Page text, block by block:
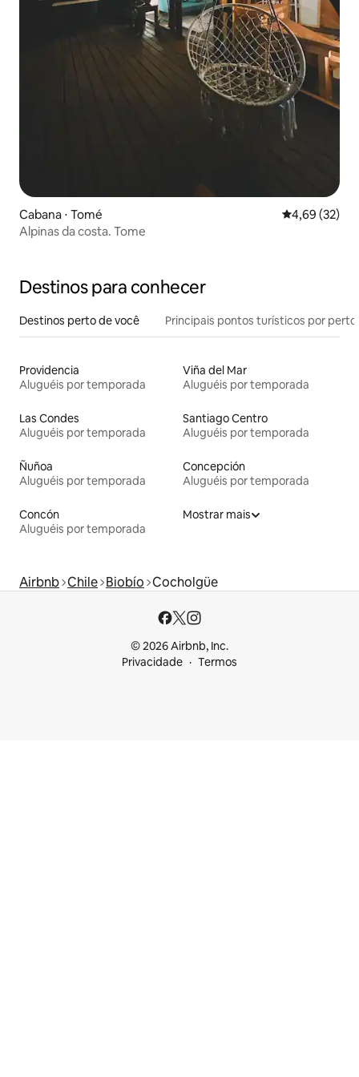
Cabana ⋅ Tomé 4,69 de uma
4,69 (32)
Alpinas da costa. Tome
Destinos para conhecer
Destinos perto de você Principais pontos turísticos por perto
Providencia
Aluguéis por temporada
Viña del Mar
Aluguéis por temporada
Las Condes
Aluguéis por temporada
Santiago Centro
Aluguéis por temporada
Ñuñoa
Aluguéis por temporada
Concepción
Aluguéis por temporada
Concón
Aluguéis por temporada
Mostrar mais
Airbnb Chile Biobío Cocholgüe
© 2026 Airbnb, Inc.
Privacidade
Termos